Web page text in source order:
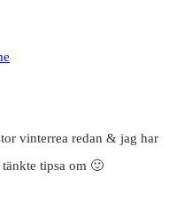
vinterrea redan & jag har
tipsa om 🙂